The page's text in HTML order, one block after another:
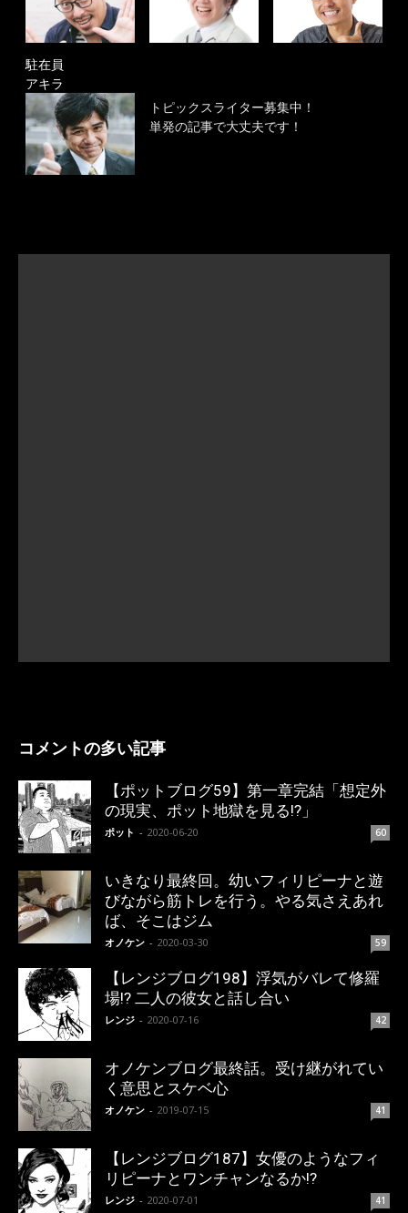
駐在員
アキラ
トピックスライター募集中！
単発の記事で大丈夫です！
コメントの多い記事
【ポットブログ59】第一章完結「想定外
の現実、ポット地獄を見る!?」
ポット - 2020-06-20 60
いきなり最終回。幼いフィリピーナと遊
びながら筋トレを行う。やる気さえあれ
ば、そこはジム
オノケン - 2020-03-30 59
【レンジブログ198】浮気がバレて修羅
場!? 二人の彼女と話し合い
レンジ - 2020-07-16 42
オノケンブログ最終話。受け継がれてい
く意思とスケベ心
オノケン - 2019-07-15 41
【レンジブログ187】女優のようなフィ
リピーナとワンチャンなるか!?
レンジ - 2020-07-01 41